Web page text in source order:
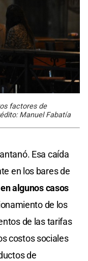
factores de
Manuel Fabatía
Esa caída
en los bares de
en algunos casos
de los
de las tarifas
costos sociales
de